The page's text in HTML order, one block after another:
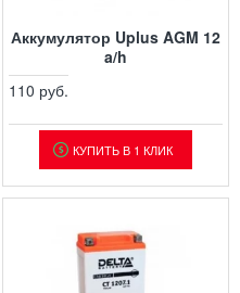
Аккумулятор Uplus AGM 12
a/h
110 руб.
КУПИТЬ В 1 КЛИК